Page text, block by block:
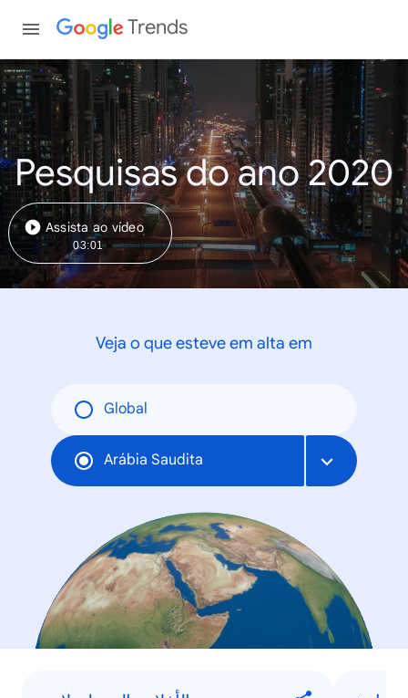
Trends
Pesquisas do ano 2020
Assista ao vídeo
03:01
Veja o que esteve em alta em
Global
Arábia Saudita